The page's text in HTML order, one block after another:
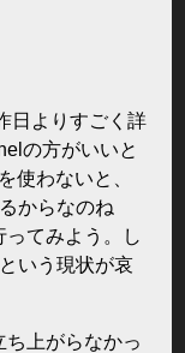
日よりすごく詳
の方がいいと
使わないと、
からなのね
ってみよう。し
いう現状が哀
上がらなかっ